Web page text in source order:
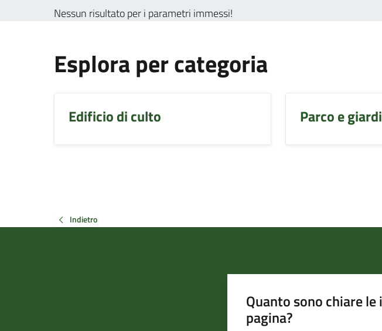
Nessun risultato per i parametri immessi!
Esplora per categoria
Edificio di culto Parco e
Indietro
Quanto sono chiare
pagina?